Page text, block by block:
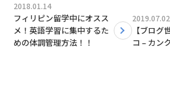
2018.01.14
フィリピン留学中にオスス
メ！英語学習に集中するた
めの体調管理方法！！
2019.07.02
【ブログ
コ – カン